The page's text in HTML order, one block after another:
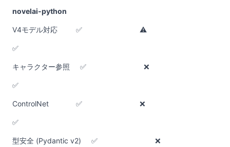
novelai-python
V4モデル対応 ✅ ⚠️
✅
キャラクター参照 ✅ ❌
✅
ControlNet ✅ ❌
✅
型安全 (Pydantic v2) ✅ ❌